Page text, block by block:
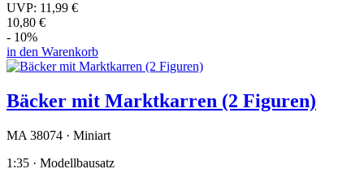
UVP: 11,99 €
10,80 €
- 10%
in den Warenkorb
Bäcker mit Marktkarren (2 Figuren)
MA 38074 · Miniart
1:35 · Modellbausatz